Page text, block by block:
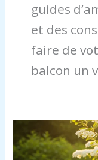
guides
et des
faire de
balcon un
savoir
sur